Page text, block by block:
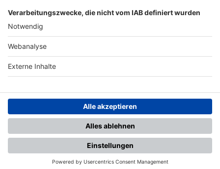
Nutzungsbedingungen Datenschutz Impressum